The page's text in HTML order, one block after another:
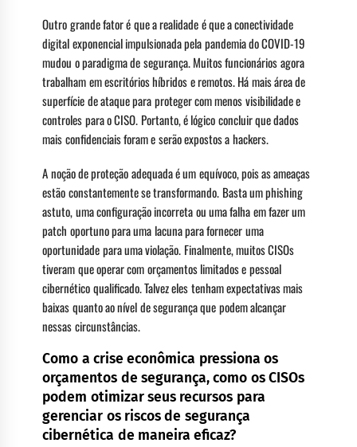
Outro grande fator é que a realidade é que a conectividade
digital exponencial impulsionada pela pandemia do COVID-19
mudou o paradigma de segurança. Muitos funcionários agora
trabalham em escritórios híbridos e remotos. Há mais área de
superfície de ataque para proteger com menos visibilidade e
controles para o CISO. Portanto, é lógico concluir que dados
mais confidenciais foram e serão expostos a hackers.
A noção de proteção adequada é um equívoco, pois as ameaças
estão constantemente se transformando. Basta um phishing
astuto, uma configuração incorreta ou uma falha em fazer um
patch oportuno para uma lacuna para fornecer uma
oportunidade para uma violação. Finalmente, muitos CISOs
tiveram que operar com orçamentos limitados e pessoal
cibernético qualificado. Talvez eles tenham expectativas mais
baixas quanto ao nível de segurança que podem alcançar
nessas circunstâncias.
Como a crise econômica pressiona os
orçamentos de segurança, como os CISOs
podem otimizar seus recursos para
gerenciar os riscos de segurança
cibernética de maneira eficaz?